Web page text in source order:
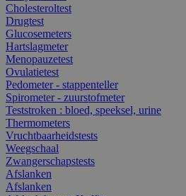
Cholesteroltest
Drugtest
Glucosemeters
Hartslagmeter
Menopauzetest
Ovulatietest
Pedometer - stappenteller
Spirometer - zuurstofmeter
Teststroken : bloed, speeksel, urine
Thermometers
Vruchtbaarheidstests
Weegschaal
Zwangerschapstests
Afslanken
Afslanken